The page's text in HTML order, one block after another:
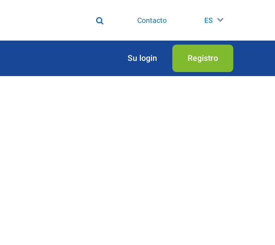
Contacto ES
Su login Registro